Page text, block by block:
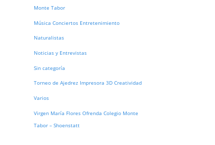
Monte Tabor
Música Conciertos Entretenimiento
Naturalistas
Noticias y Entrevistas
Sin categoría
Torneo de Ajedrez Impresora 3D Creatividad
Varios
Virgen María Flores Ofrenda Colegio Monte
Tabor – Shoenstatt